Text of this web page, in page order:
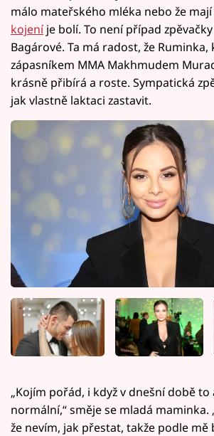
málo mateřského mléka nebo že
kojení je bolí. To není případ
Bagárové. Ta má radost, že
zápasníkem MMA Makhmudem
krásně přibírá a roste. Sympatická
jak vlastně laktaci zastavit.
„Kojím pořád, i když v dnešní době to
normální,“ směje se mladá maminka.
že nevím, jak přestat, takže podle